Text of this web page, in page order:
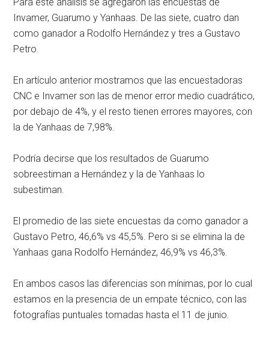
Invamer, Guarumo y Yanhaas. De las siete, cuatro dan
como ganador a Rodolfo Hernández y tres a Gustavo
Petro.
En artículo anterior mostramos que las encuestadoras
CNC e Invamer son las de menor error medio cuadrático,
por debajo de 4%, y el resto tienen errores mayores, con
la de Yanhaas de 7,98%.
Podría decirse que los resultados de Guarumo
sobreestiman a Hernández y la de Yanhaas lo
subestiman.
El promedio de las siete encuestas da como ganador a
Gustavo Petro, 46,6% vs 45,5%. Pero si se elimina la de
Yanhaas gana Rodolfo Hernández, 46,9% vs 46,3%.
En ambos casos las diferencias son mínimas, por lo cual
estamos en la presencia de un empate técnico, con las
fotografías puntuales tomadas hasta el 11 de junio.